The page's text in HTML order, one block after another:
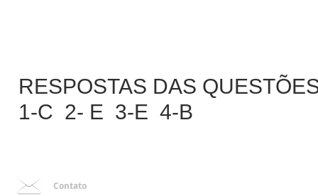
RESPOSTAS DAS
1-C 2- E 3-E 4-B
Contato